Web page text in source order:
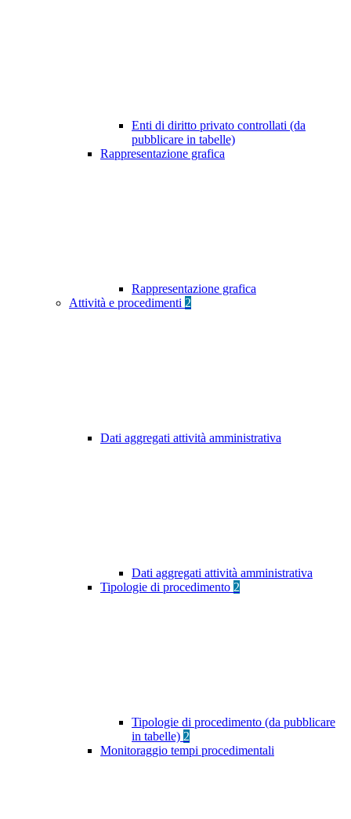
Enti di diritto privato controllati (da
pubblicare in tabelle)
Rappresentazione grafica
Rappresentazione grafica
Attività e procedimenti 2
Dati aggregati attività amministrativa
Dati aggregati attività amministrativa
Tipologie di procedimento 2
Tipologie di procedimento (da pubblicare
in tabelle) 2
Monitoraggio tempi procedimentali